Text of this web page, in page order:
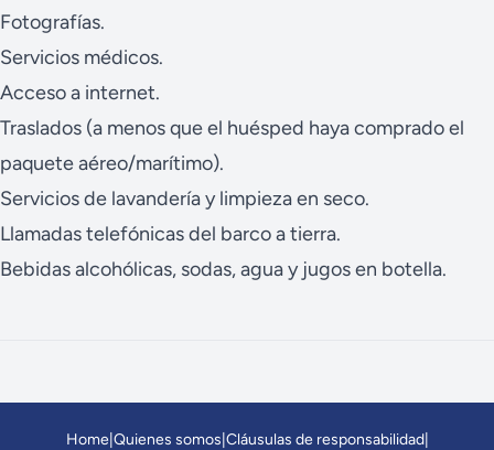
Fotografías.
Servicios médicos.
Acceso a internet.
Traslados (a menos que el huésped haya comprado el
paquete aéreo/marítimo).
Servicios de lavandería y limpieza en seco.
Llamadas telefónicas del barco a tierra.
Bebidas alcohólicas, sodas, agua y jugos en botella.
Home| Quienes somos Cláusulas de responsabilidad|